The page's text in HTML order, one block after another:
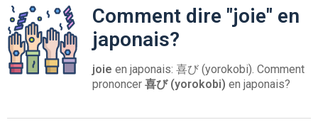
Comment dire "joie" en
japonais?
joie en japonais: 喜び (yorokobi). Comment
prononcer 喜び (yorokobi) en japonais?